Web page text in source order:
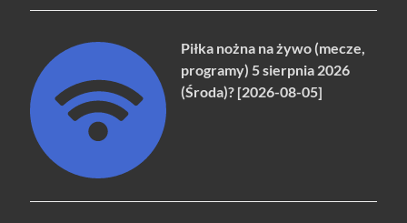
Piłka nożna na żywo (mecze,
programy) 5 sierpnia 2026
(Środa)? [2026-08-05]